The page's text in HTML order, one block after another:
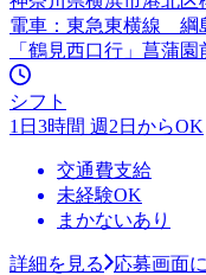
電車：東急東横線 綱
「鶴見西口行」菖蒲
シフト
1日3時間 週2日からOK
交通費支給
未経験OK
まかないあり
詳細を見る
応募画面